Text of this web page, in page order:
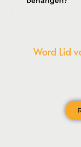
Word Lid